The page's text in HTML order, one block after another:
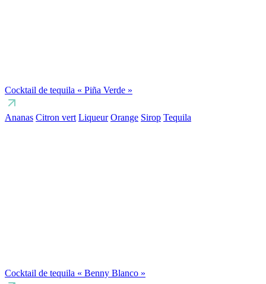
Cocktail de tequila « Piña Verde »
Ananas Citron vert Liqueur Orange Sirop Tequila
Cocktail de tequila « Benny Blanco »